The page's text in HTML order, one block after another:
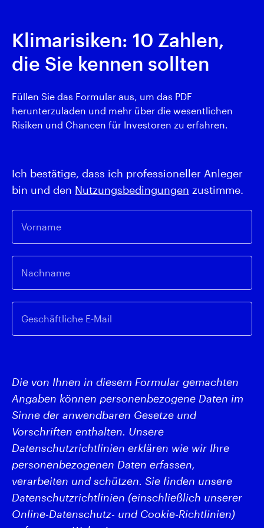
Klimarisiken: 10 Zahlen,
die Sie kennen sollten
Füllen Sie das Formular aus, um das PDF
herunterzuladen und mehr über die wesentlichen
Risiken und Chancen für Investoren zu erfahren.
Ich bestätige, dass ich professioneller Anleger
bin und den Nutzungsbedingungen zustimme.
Vorname
Nachname
Geschäftliche E-Mail
Die von Ihnen in diesem Formular gemachten
Angaben können personenbezogene Daten im
Sinne der anwendbaren Gesetze und
Vorschriften enthalten. Unsere
Datenschutzrichtlinien erklären wie wir Ihre
personenbezogenen Daten erfassen,
verarbeiten und schützen. Sie finden unsere
Datenschutzrichtlinien (einschließlich unserer
Online-Datenschutz- und Cookie-Richtlinien)